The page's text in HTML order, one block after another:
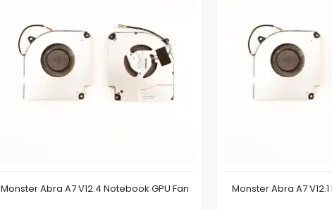
Monster Abra A7 V12.4 Notebook GPU Fan Monster Abra A7